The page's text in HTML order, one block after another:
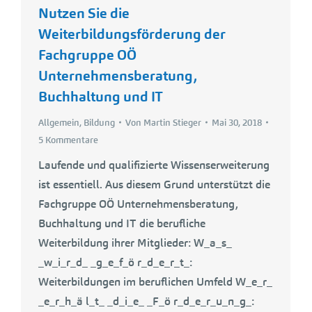
Nutzen Sie die
Weiterbildungsförderung der
Fachgruppe OÖ
Unternehmensberatung,
Buchhaltung und IT
Allgemein, Bildung Von Martin Stieger
Mai 30, 2018
5 Kommentare
Laufende und qualifizierte Wissenserweiterung
ist essentiell. Aus diesem Grund unterstützt die
Fachgruppe OÖ Unternehmensberatung,
Buchhaltung und IT die berufliche
Weiterbildung ihrer Mitglieder: W_a_s_
_w_i_r_d_ _g_e_f_ö r_d_e_r_t_:
Weiterbildungen im beruflichen Umfeld W_e_r_
_e_r_h_ä l_t_ _d_i_e_ _F_ö r_d_e_r_u_n_g_: